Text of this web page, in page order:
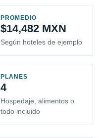
PROMEDIO
$14,482 MXN
Según hoteles de ejemplo
PLANES
4
Hospedaje, alimentos o
todo incluido